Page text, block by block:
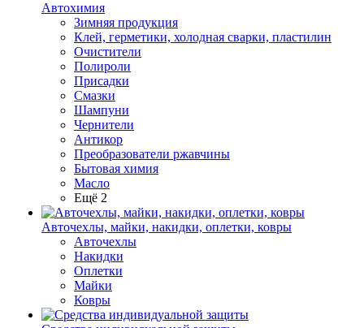
Автохимия
Зимняя продукция
Клей, герметики, холодная сварки, пластилин
Очистители
Полироли
Присадки
Смазки
Шампуни
Чернители
Антикор
Преобразователи ржавчины
Бытовая химия
Масло
Ещё 2
Авточехлы, майки, накидки, оплетки, ковры
Авточехлы
Накидки
Оплетки
Майки
Ковры